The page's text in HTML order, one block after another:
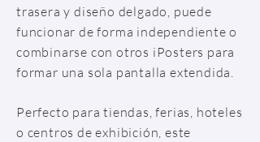
trasera y diseño delgado, puede
funcionar de forma independiente o
combinarse con otros iPosters para
formar una sola pantalla extendida.
Perfecto para tiendas, ferias, hoteles
o centros de exhibición, este